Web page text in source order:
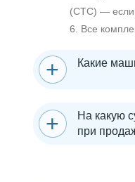
(СТС) — если
6. Все
Какие
На какую
при